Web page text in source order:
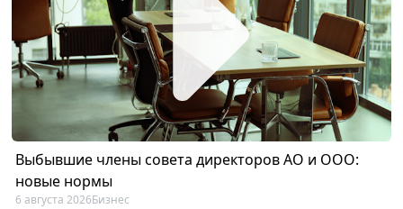
Выбывшие члены совета директоров АО и ООО:
новые нормы
6 августа 2026Бизнес